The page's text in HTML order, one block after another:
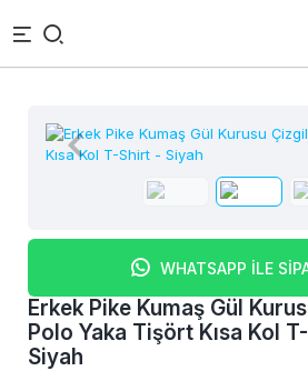
WHATSAPP İLE
Erkek Pike Kumaş Gül
Polo Yaka Tişört Kısa Kol
Siyah